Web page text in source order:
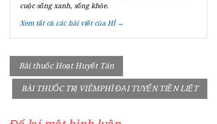
cuộc sống xanh, sống khỏe.
Xem tất cả các bài viết của HÍ →
Điều
hướng
bài
Bài thuốc Hoạt Huyết Tán
BÀI THUỐC TRỊ VIÊMPHÌ ĐẠI TUYẾN TIỀN LIỆT